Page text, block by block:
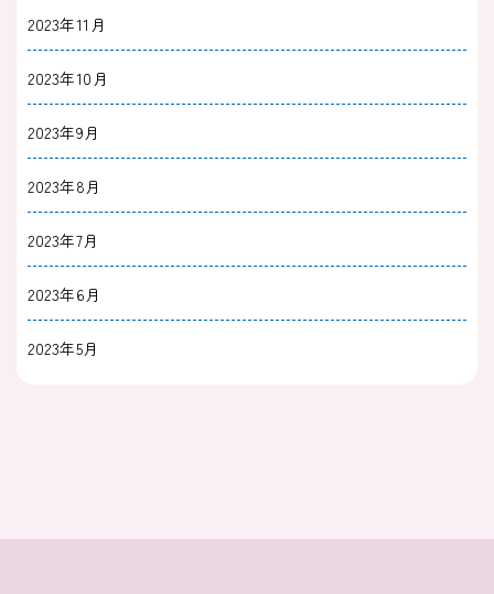
2023年11月
2023年10月
2023年9月
2023年8月
2023年7月
2023年6月
2023年5月